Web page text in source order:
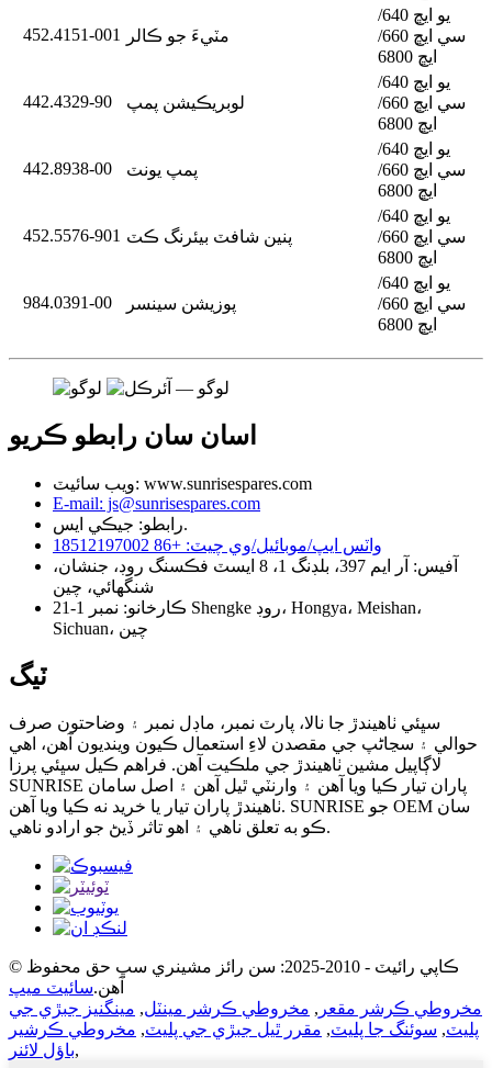
452.4151-001 مٽيءَ جو ڪالر
يو ايڇ 640/
سي ايڇ 660/
ايڇ 6800
442.4329-90 لوبريڪيشن پمپ
يو ايڇ 640/
سي ايڇ 660/
ايڇ 6800
442.8938-00 پمپ يونٽ
يو ايڇ 640/
سي ايڇ 660/
ايڇ 6800
452.5576-901 پنين شافٽ بيئرنگ ڪٽ
يو ايڇ 640/
سي ايڇ 660/
ايڇ 6800
984.0391-00 پوزيشن سينسر
يو ايڇ 640/
سي ايڇ 660/
ايڇ 6800
اسان سان رابطو ڪريو
ويب سائيٽ: www.sunrisespares.com
E-mail: js@sunrisespares.com
رابطو: جيڪي ايس.
واٽس ايپ/موبائيل/وي چيٽ: +86 18512197002
آفيس: آر ايم 397، بلڊنگ 1، 8 ايسٽ فڪسنگ روڊ، جنشان،
شنگھائي، چين
ڪارخانو: نمبر 1-21 Shengke روڊ، Hongya، Meishan،
Sichuan، چين
ٽيگ
سڀئي ٺاهيندڙ جا نالا، پارٽ نمبر، ماڊل نمبر ۽ وضاحتون صرف
حوالي ۽ سڃاڻپ جي مقصدن لاءِ استعمال ڪيون وينديون آهن، اهي
لاڳاپيل مشين ٺاهيندڙ جي ملڪيت آهن. فراهم ڪيل سڀئي پرزا
SUNRISE پاران تيار ڪيا ويا آهن ۽ وارنٽي ٿيل آهن ۽ اصل سامان
ٺاهيندڙ پاران تيار يا خريد نه ڪيا ويا آهن. SUNRISE جو OEM سان
ڪو به تعلق ناهي ۽ اهو تاثر ڏيڻ جو ارادو ناهي.
© ڪاپي رائيٽ - 2010-2025: سن رائز مشينري سڀ حق محفوظ
آهن.سائيٽ ميپ
مخروطي ڪرشر مقعر , مخروطي ڪرشر مينٽل, مينگنيز جبڙي جي
پليٽ, سوئنگ جا پليٽ, مقرر ٿيل جبڙي جي پليٽ, مخروطي ڪرشير
باؤل لائنر,